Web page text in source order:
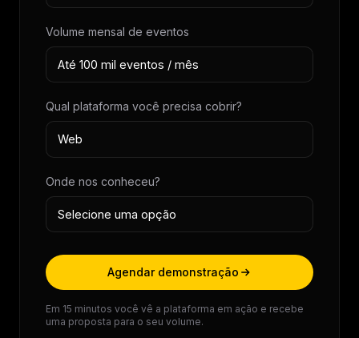
Volume mensal de eventos
Qual plataforma você precisa cobrir?
Onde nos conheceu?
Agendar demonstração
Em 15 minutos você vê a plataforma em ação e recebe
uma proposta para o seu volume.